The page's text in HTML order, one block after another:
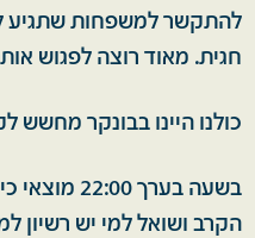
להתקשר למשפחות שתגיע
חגית. מאוד רוצה לפגוש
כולנו היינו בבונקר מחשש
בשעה בערך
הקרב ושואל למי יש רשיון